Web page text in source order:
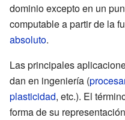
dominio excepto en un
computable a partir de la
absoluto.
Las principales
dan en ingeniería (
plasticidad, etc.). El
forma de su